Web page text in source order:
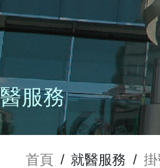
服務
首頁 / 就醫服務 /